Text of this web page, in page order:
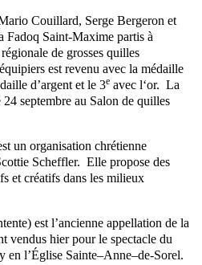
Couillard, Serge Bergeron et
Fadoq Saint-Maxime partis à
de grosses quilles
est revenu avec la médaille
d’argent et le 3e avec l‘or. La
septembre au Salon de quilles
un organisation chrétienne
Scheffler. Elle propose des
et créatifs dans les milieux
est l’ancienne appellation de la
vendus hier pour le spectacle du
en l’Église Sainte–Anne–de-Sorel.